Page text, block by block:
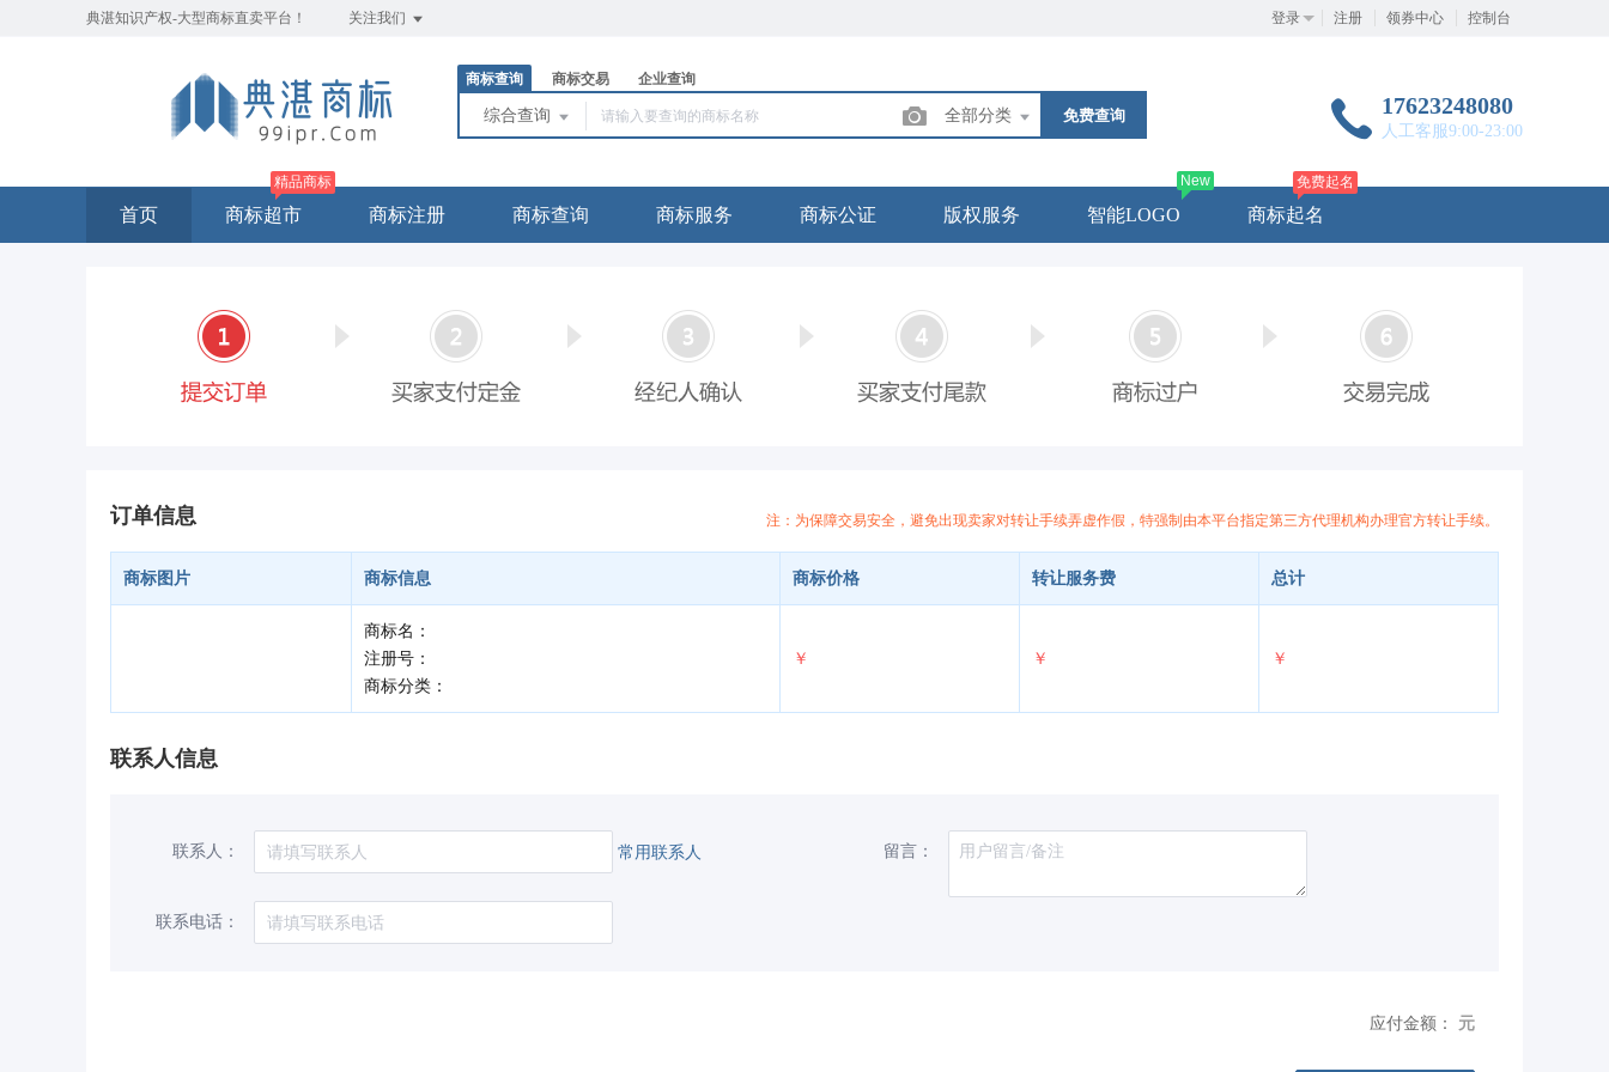
典湛知识产权-大型商标直卖平台！ 关注我们 登录 注册 领券中心 控制台
商标查询 商标交易 企业查询
综合查询 全部分类 免费查询 17623248080
人工客服9:00-23:00
首页 商标超市
精品商标
商标注册 商标查询 商标服务 商标公证 版权服务 智能LOGO
New
商标起名
免费起名
订单信息 注：为保障交易安全，避免出现卖家对转让手续弄虚作假，特强制由本平台指定第三方代理机构办理官方转让手续。
商标图片 商标信息 商标价格 转让服务费 总计
商标名：
注册号：
商标分类：
￥ ￥ ￥
联系人信息
联系人： 常用联系人
联系电话：
留言：
应付金额： 元